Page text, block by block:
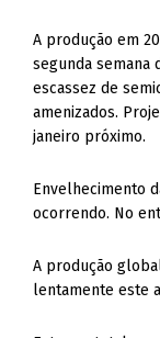
A produção em
segunda semana
escassez de
amenizados.
janeiro próximo.
Envelhecimento
ocorrendo. No
A produção
lentamente este